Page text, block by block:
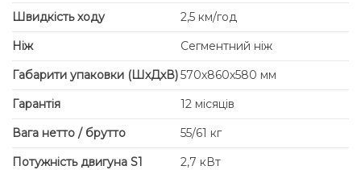
Швидкість ходу
2,5 км/год
Ніж
Сегментний ніж
Габарити упаковки (ШхДхВ)570х860х580 мм
Гарантія
12 місяців
Вага нетто / брутто
55/61 кг
Потужність двигуна S1
2,7 кВт